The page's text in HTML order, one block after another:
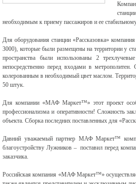
необходимым к приему пассажиров и ее
Для оборудования станции «Рассказовка»
3000), которые были размещены на территории у
пространства были использованы 2
непосредственно перед входами в
колерованным в необходимый цвет маслом.
50 штук.
Для компании «МАФ Маркет™» этот проект
профессионализма и оперативности! Сложность
объекта. Сборка последних поставленных для
Давний уважаемый партнер МАФ Маркет™
благоустройству Лужников – поставил перед
заказчика.
Российская компания «МАФ Маркет™»